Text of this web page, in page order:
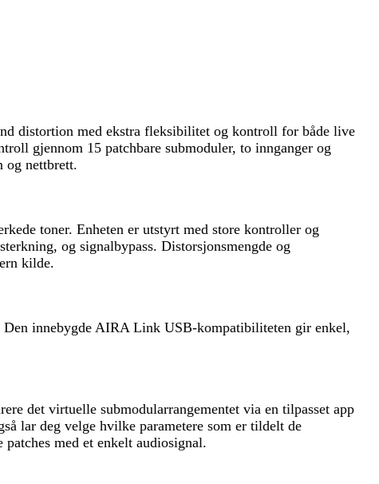
distortion med ekstra fleksibilitet og kontroll for både live
gjennom 15 patchbare submoduler, to innganger og
og nettbrett.
toner. Enheten er utstyrt med store kontroller og
og signalbypass. Distorsjonsmengde og
kilde.
innebygde AIRA Link USB-kompatibiliteten gir enkel,
det virtuelle submodularrangementet via en tilpasset app
lar deg velge hvilke parametere som er tildelt de
med et enkelt audiosignal.